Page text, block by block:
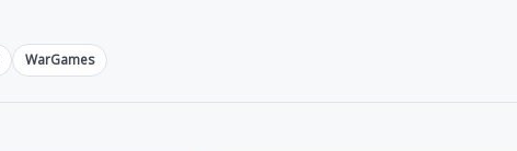
WarGames